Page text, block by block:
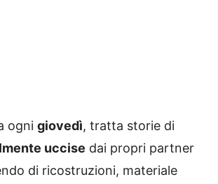
ogni giovedì, tratta storie di
uccise dai propri partner
di ricostruzioni, materiale